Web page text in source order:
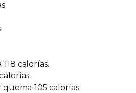
118 calorías.
calorías.
quema 105 calorías.